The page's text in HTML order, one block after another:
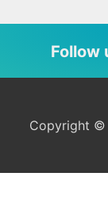
Follow
Copyright ©